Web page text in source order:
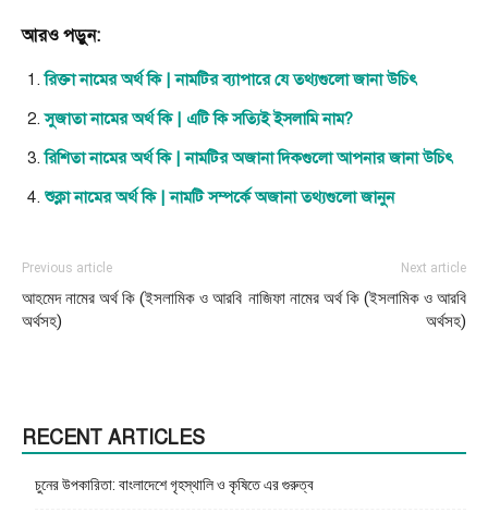
আরও পড়ুন:
রিক্তা নামের অর্থ কি | নামটির ব্যাপারে যে তথ্যগুলো জানা উচিৎ
সুজাতা নামের অর্থ কি | এটি কি সত্যিই ইসলামি নাম?
রিশিতা নামের অর্থ কি | নামটির অজানা দিকগুলো আপনার জানা উচিৎ
শুক্লা নামের অর্থ কি | নামটি সম্পর্কে অজানা তথ্যগুলো জানুন
Previous article
আহমেদ নামের অর্থ কি (ইসলামিক ও আরবি
অর্থসহ)
Next article
নাজিফা নামের অর্থ কি (ইসলামিক ও আরবি
অর্থসহ)
RECENT ARTICLES
চুনের উপকারিতা: বাংলাদেশে গৃহস্থালি ও কৃষিতে এর গুরুত্ব